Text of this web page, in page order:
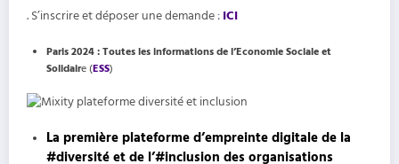
. S’inscrire et déposer une demande : ICI
Paris 2024 : Toutes les informations de l’Economie Sociale et
Solidaire (ESS)
La première plateforme d’empreinte digitale de la
#diversitéet de l’#inclusion des organisations